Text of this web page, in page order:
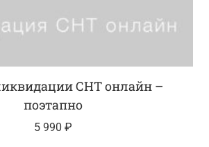
СНТ онлайн –
поэтапно
5 990 ₽